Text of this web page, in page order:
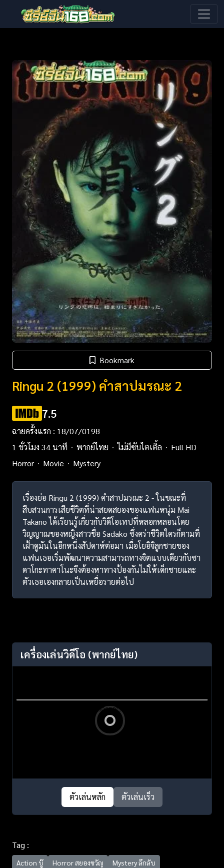
Bookmark
Ringu 2 (1999) คำสาปมรณะ 2
7.5
ฉายครั้งแรก : 18/07/0198
1 ชั่วโมง 34 นาที
พากย์ไทย ไม่มีซับไตเติ้ล
Full HD
Horror
Movie Mystery
เรื่องย่อ Ringu 2 (1999) คำสาปมรณะ 2 - ในขณะที่
สืบสวนการเสียชีวิตที่น่าสยดสยองของแฟนหนุ่ม Mai
Takano ได้เรียนรู้เกี่ยวกับวิดีโอเทปที่หลอกหลอนโดย
วิญญาณของหญิงสาวชื่อ Sadako ซึ่งคร่าชีวิตใครก็ตามที่
เฝ้าดูมันในอีกหนึ่งสัปดาห์ต่อมา เมื่อโยอิจิลูกชายของ
แฟนเธอเริ่มพัฒนาความสามารถทางจิตแบบเดียวกับซา
ดาโกะทาคาโนะจึงต้องหาทางป้องกันไม่ให้เด็กชายและ
ตัวเธอเองกลายเป็นเหยื่อรายต่อไป
เครื่องเล่นวิดีโอ (พากย์ไทย)
ตัวเล่นหลัก ตัวเล่นเร็ว
Tag :
Action บู๊ Horror สยองขวัญ
Mystery ลึกลับ